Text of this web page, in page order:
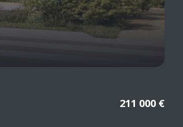
211 000 €